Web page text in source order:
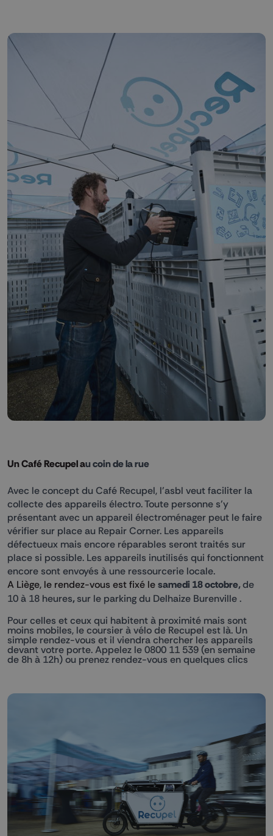
Un Café Recupel au coin de la rue
Avec le concept du Café Recupel, l'asbl veut faciliter la
collecte des appareils électro. Toute personne s'y
présentant avec un appareil électroménager peut le faire
vérifier sur place au Repair Corner. Les appareils
défectueux mais encore réparables seront traités sur
place si possible. Les appareils inutilisés qui fonctionnent
encore sont envoyés à une ressourcerie locale.
A Liège, le rendez-vous est fixé le samedi 18 octobre,de
10 à 18 heures, sur le parking du Delhaize Burenville .
Pour celles et ceux qui habitent à proximité mais sont
moins mobiles, le coursier à vélo de Recupel est là. Un
simple rendez-vous et il viendra chercher les appareils
devant votre porte. Appelez le 0800 11 539 (en semaine
de 8h à 12h) ou prenez rendez-vous en quelques clics